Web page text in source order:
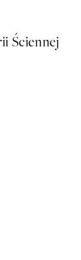
Ściennej